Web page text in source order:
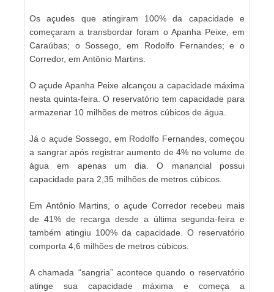
Os açudes que atingiram 100% da capacidade e
começaram a transbordar foram o Apanha Peixe, em
Caraúbas; o Sossego, em Rodolfo Fernandes; e o
Corredor, em Antônio Martins.
O açude Apanha Peixe alcançou a capacidade máxima
nesta quinta-feira. O reservatório tem capacidade para
armazenar 10 milhões de metros cúbicos de água.
Já o açude Sossego, em Rodolfo Fernandes, começou
a sangrar após registrar aumento de 4% no volume de
água em apenas um dia. O manancial possui
capacidade para 2,35 milhões de metros cúbicos.
Em Antônio Martins, o açude Corredor recebeu mais
de 41% de recarga desde a última segunda-feira e
também atingiu 100% da capacidade. O reservatório
comporta 4,6 milhões de metros cúbicos.
A chamada “sangria” acontece quando o reservatório
atinge sua capacidade máxima e começa a